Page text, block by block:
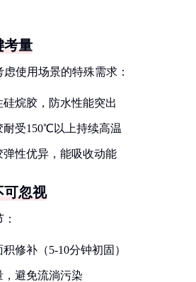
考量
使用场景的特殊需求：
烷胶，防水性能突出
耐受150℃以上持续高温
弹性优异，能吸收动能
可忽视
修补（5-10分钟初固）
避免流淌污染